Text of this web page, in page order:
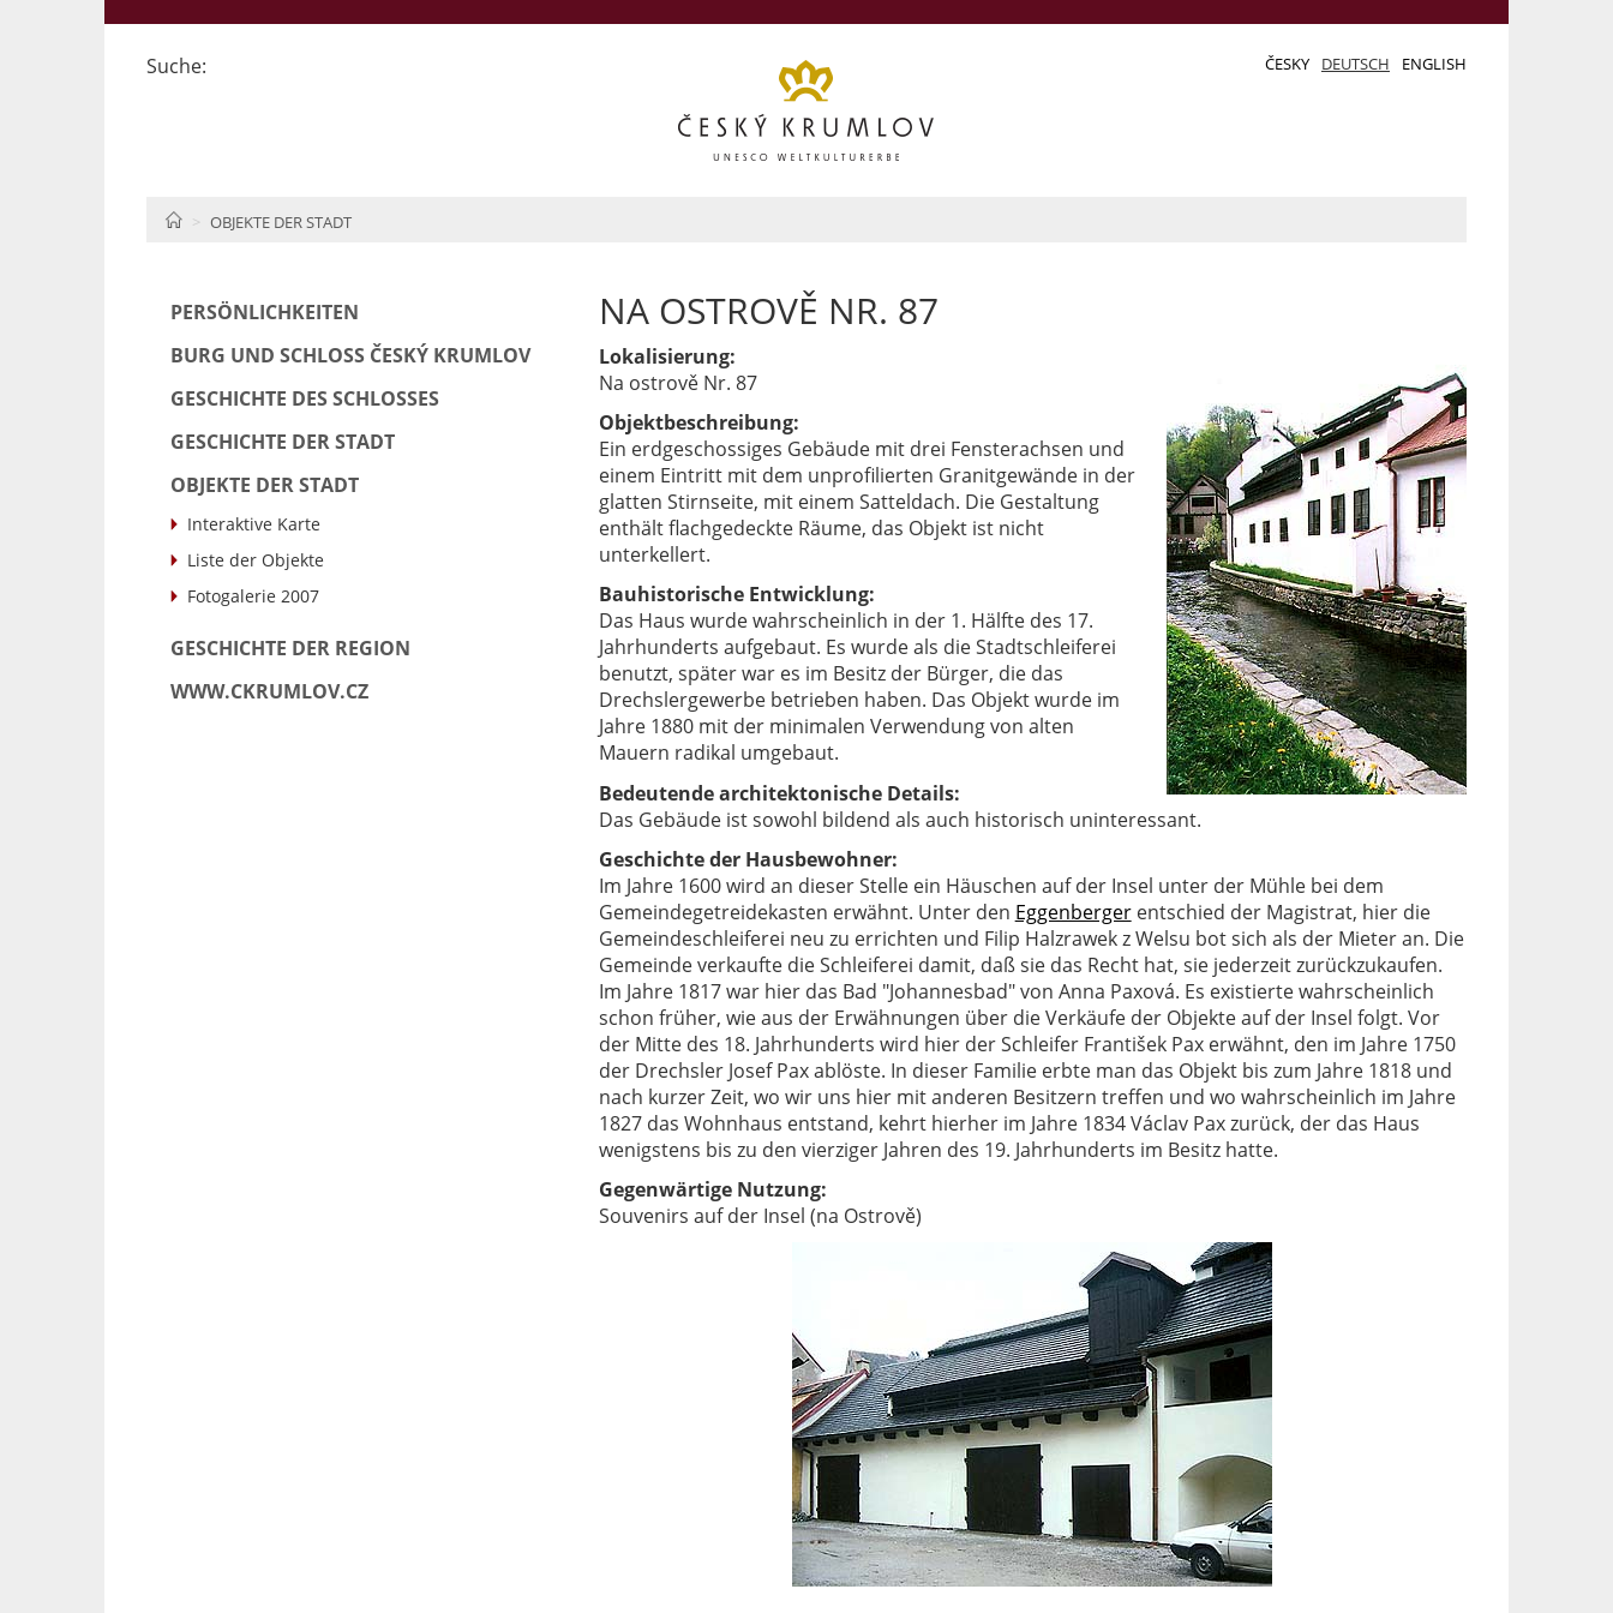
Suche: ČESKY DEUTSCH ENGLISH
HOMEOBJEKTE DER STADT
PERSÖNLICHKEITEN
BURG UND SCHLOSS ČESKÝ KRUMLOV
GESCHICHTE DES SCHLOSSES
GESCHICHTE DER STADT
OBJEKTE DER STADT
Interaktive Karte
Liste der Objekte
Fotogalerie 2007
GESCHICHTE DER REGION
WWW.CKRUMLOV.CZ
NA OSTROVĚ NR. 87
Lokalisierung:
Na ostrově Nr. 87
Objektbeschreibung:
Ein erdgeschossiges Gebäude mit drei Fensterachsen und
einem Eintritt mit dem unprofilierten Granitgewände in der
glatten Stirnseite, mit einem Satteldach. Die Gestaltung
enthält flachgedeckte Räume, das Objekt ist nicht
unterkellert.
Bauhistorische Entwicklung:
Das Haus wurde wahrscheinlich in der 1. Hälfte des 17.
Jahrhunderts aufgebaut. Es wurde als die Stadtschleiferei
benutzt, später war es im Besitz der Bürger, die das
Drechslergewerbe betrieben haben. Das Objekt wurde im
Jahre 1880 mit der minimalen Verwendung von alten
Mauern radikal umgebaut.
Bedeutende architektonische Details:
Das Gebäude ist sowohl bildend als auch historisch uninteressant.
Geschichte der Hausbewohner:
Im Jahre 1600 wird an dieser Stelle ein Häuschen auf der Insel unter der Mühle bei dem
Gemeindegetreidekasten erwähnt. Unter den Eggenbergerentschied der Magistrat, hier die
Gemeindeschleiferei neu zu errichten und Filip Halzrawek z Welsu bot sich als der Mieter an. Die
Gemeinde verkaufte die Schleiferei damit, daß sie das Recht hat, sie jederzeit zurückzukaufen.
Im Jahre 1817 war hier das Bad "Johannesbad" von Anna Paxová. Es existierte wahrscheinlich
schon früher, wie aus der Erwähnungen über die Verkäufe der Objekte auf der Insel folgt. Vor
der Mitte des 18. Jahrhunderts wird hier der Schleifer František Pax erwähnt, den im Jahre 1750
der Drechsler Josef Pax ablöste. In dieser Familie erbte man das Objekt bis zum Jahre 1818 und
nach kurzer Zeit, wo wir uns hier mit anderen Besitzern treffen und wo wahrscheinlich im Jahre
1827 das Wohnhaus entstand, kehrt hierher im Jahre 1834 Václav Pax zurück, der das Haus
wenigstens bis zu den vierziger Jahren des 19. Jahrhunderts im Besitz hatte.
Gegenwärtige Nutzung:
Souvenirs auf der Insel (na Ostrově)